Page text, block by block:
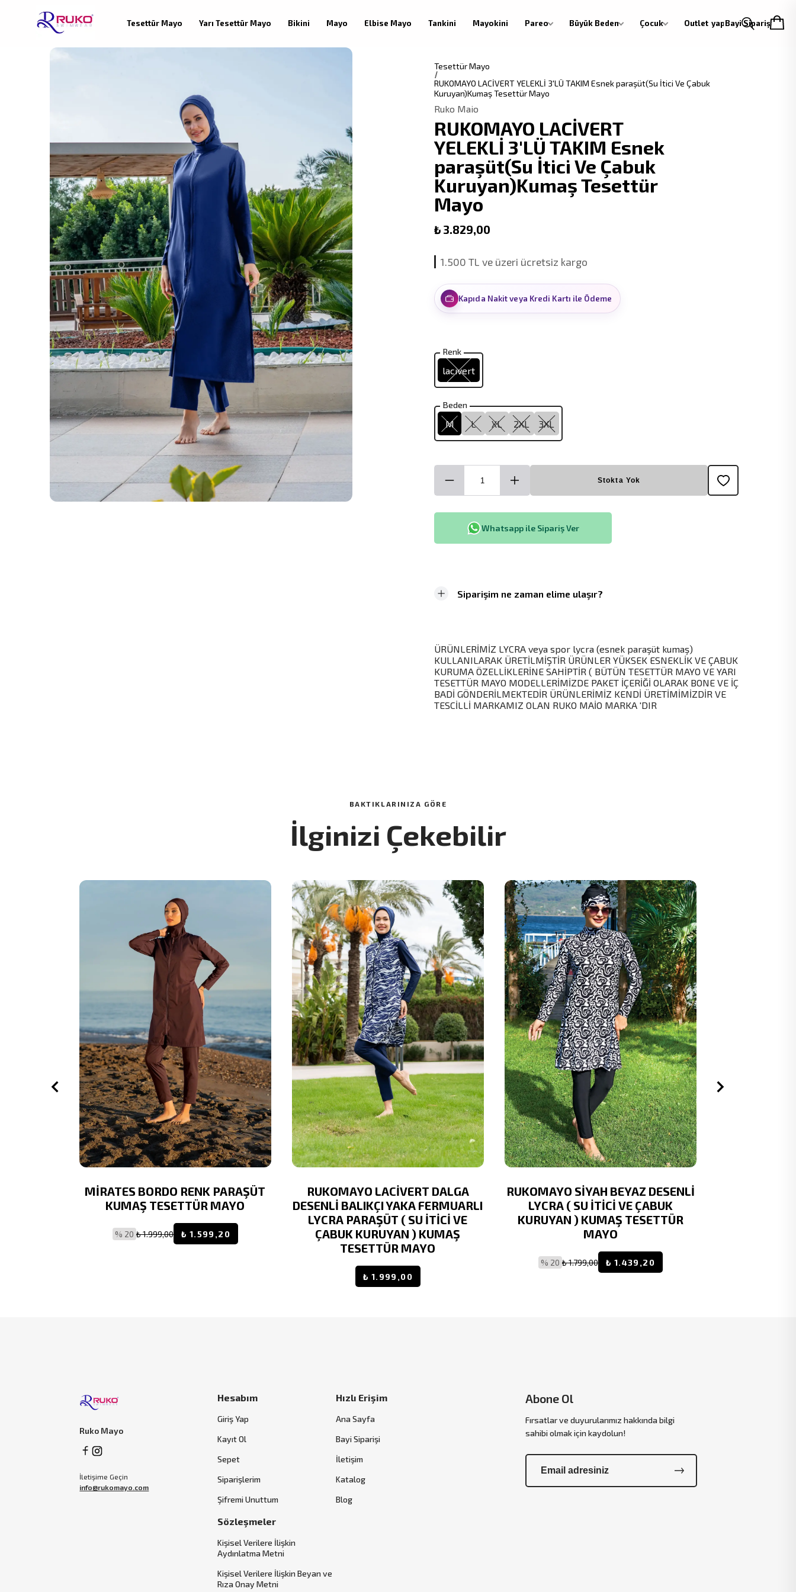
Tesettür Mayo Yarı Tesettür Mayo Bikini Mayo Elbise Mayo Tankini Mayokini Pareo Büyük Beden Çocuk Outlet Bayi Siparişi
Giriş yap
Tesettür Mayo
RUKOMAYO LACİVERT YELEKLİ 3'LÜ TAKIM Esnek paraşüt(Su İtici Ve Çabuk
Kuruyan)Kumaş Tesettür Mayo
Ruko Maio
RUKOMAYO LACİVERT
YELEKLİ 3'LÜ TAKIM Esnek
paraşüt(Su İtici Ve Çabuk
Kuruyan)Kumaş Tesettür
Mayo
₺ 3.829,00
1.500 TL ve üzeri ücretsiz kargo
Kapıda Nakit veya Kredi Kartı ile Ödeme
Renk
lacivert
Beden
M L XL 2XL 3XL
Stokta Yok
Whatsapp ile Sipariş Ver
Siparişim ne zaman elime ulaşır?
ÜRÜNLERİMİZ LYCRA veya spor lycra (esnek paraşüt kumaş)
KULLANILARAK ÜRETİLMİŞTİR ÜRÜNLER YÜKSEK ESNEKLİK VE ÇABUK
KURUMA ÖZELLİKLERİNE SAHİPTİR ( BÜTÜN TESETTÜR MAYO VE YARI
TESETTÜR MAYO MODELLERİMİZDE PAKET İÇERİĞİ OLARAK BONE VE İÇ
BADİ GÖNDERİLMEKTEDİR ÜRÜNLERİMİZ KENDİ ÜRETİMİMİZDİR VE
TESCİLLİ MARKAMIZ OLAN RUKO MAİO MARKA 'DIR
BAKTIKLARINIZA GÖRE
İlginizi Çekebilir
MİRATES BORDO RENK PARAŞÜT
KUMAŞ TESETTÜR MAYO
% 20 ₺ 1.999,00 ₺ 1.599,20
RUKOMAYO LACİVERT DALGA
DESENLİ BALIKÇI YAKA FERMUARLI
LYCRA PARAŞÜT ( SU İTİCİ VE
ÇABUK KURUYAN ) KUMAŞ
TESETTÜR MAYO
₺ 1.999,00
RUKOMAYO SİYAH BEYAZ DESENLİ
LYCRA ( SU İTİCİ VE ÇABUK
KURUYAN ) KUMAŞ TESETTÜR
MAYO
% 20 ₺ 1.799,00 ₺ 1.439,20
Ruko Mayo
İletişime Geçin
info@rukomayo.com
Hesabım
Giriş Yap
Kayıt Ol
Sepet
Siparişlerim
Şifremi Unuttum
Hızlı Erişim
Ana Sayfa
Bayi Siparişi
İletişim
Katalog
Blog
Sözleşmeler
Kişisel Verilere İlişkin
Aydınlatma Metni
Kişisel Verilere İlişkin Beyan ve
Rıza Onay Metni
Abone Ol
Fırsatlar ve duyurularımız hakkında bilgi
sahibi olmak için kaydolun!